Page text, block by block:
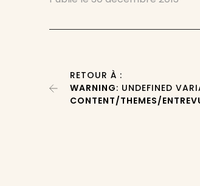
RETOUR À :
WARNING: UNDEFINED
CONTENT/THEMES/